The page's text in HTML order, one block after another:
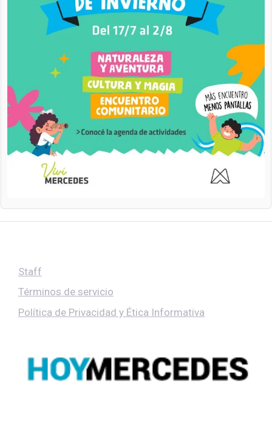
Staff
Términos de servicio
Política de Privacidad y Ética Informativa